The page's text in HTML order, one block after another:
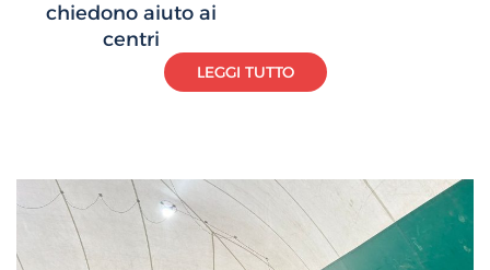
chiedono aiuto ai
centri
LEGGI TUTTO